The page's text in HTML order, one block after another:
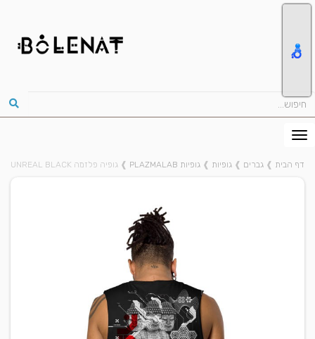
דף הבית ❱ גברים ❱ גופיות ❱ גופיות PLAZMALAB ❱ גופיה פלזמה UNREAL BLACK